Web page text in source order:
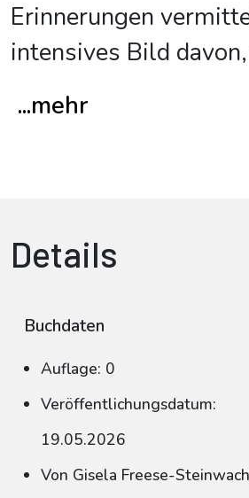
Erinnerungen
intensives Bild
...mehr
Details
Buchdaten
Auflage: 0
Veröffentlichungsdatum:
19.05.2026
Von Gisela Freese-